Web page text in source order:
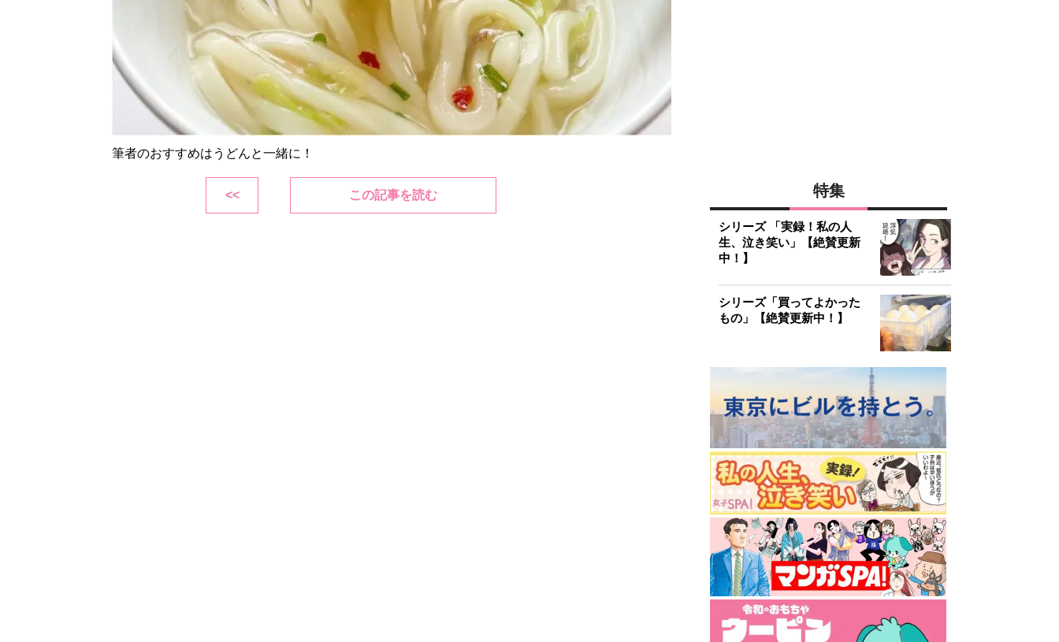
筆者のおすすめはうどんと一緒に！
<< この記事を読む 特集
シリーズ 「実録！私の人
生、泣き笑い」【絶賛更新
中！】
シリーズ「買ってよかった
もの」【絶賛更新中！】